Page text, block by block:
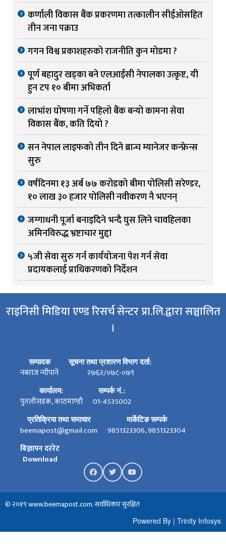
कर्णाली विकास बैंक प्रकरणमा तत्कालीन सीईओसहित
तीन जना पक्राउ
गगन विश्व प्रकाशहरुको राजनीति कुन मोडमा ?
पूर्ण बहादुर खड्का बने एलआईसी नेपालका उत्कृष्ट, यी
हुन टप १० बीमा अभिकर्ता
लाभांश घोषणा गर्ने पहिलो बैंक बन्यो कामना सेवा
विकास बैंक, कति दियो ?
सन नेपाल लाइफको तीन दिने ब्रान्च म्यानेजर कन्फ्रेन्स
सुरु
वर्षदिनमा १३ अर्ब ७७ करोडको बीमा पोलिसी सरेण्डर,
१० लाख ३० हजार पोलिसी नवीकरण नै भएनन्
जग्गाधनी पूर्जा बनाइदिने भन्दै घुस लिने चावहिलका
अमिनविरुद्ध भ्रष्टाचार मुद्दा
५जी सेवा सुरु गर्न कार्ययोजना पेश गर्न सेवा
प्रदायकलाई प्राधिकरणको निर्देशन
राइनिसी मिडिया एण्ड रिसर्च सेन्टर प्रा.लि.द्वारा सञ्चालित
।
सम्पादक
नबराज न्यौपाने
सूचना तथा प्रशारण विभाग दर्ता:
२७६२/०७८-०७९
कार्यालय:
पुतलीसडक, काठमाण्डौ
सम्पर्क नं.:
01-4535002
प्रतिक्रिया तथा समाचार
beemapost@gmail.com
मार्केटिङ सम्पर्क
9851323306, 9851323304
बिज्ञापन दररेट
Download
© २०१९ www.beemapost.com. सर्वाधिकार सुरक्षित
Powered By | Trinity Infosys